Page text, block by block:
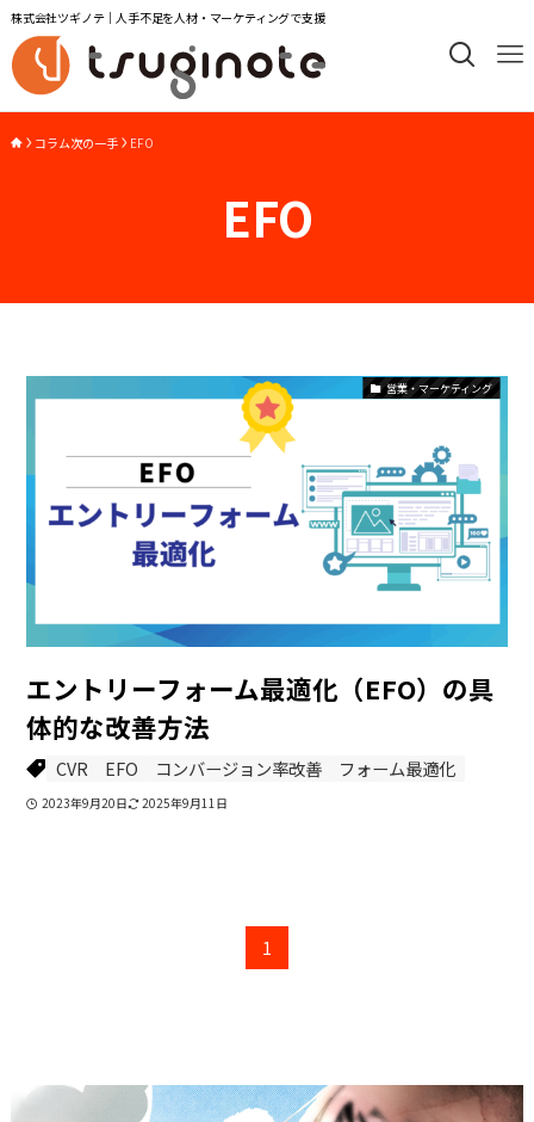
株式会社ツギノテ｜人手不足を人材・マーケティングで支援
コラム次の一手 EFO
EFO
営業・マーケティング
エントリーフォーム最適化（EFO）の具
体的な改善方法
CVR EFO コンバージョン率改善 フォーム最適化
2023年9月20日 2025年9月11日
1